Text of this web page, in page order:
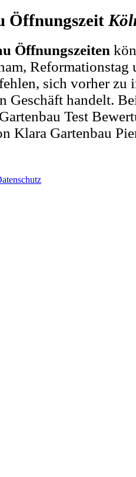
Öffnungszeit
Öffnungszeiten
sich vorher zu
Geschäft handelt.
Test
Klara Gartenbau